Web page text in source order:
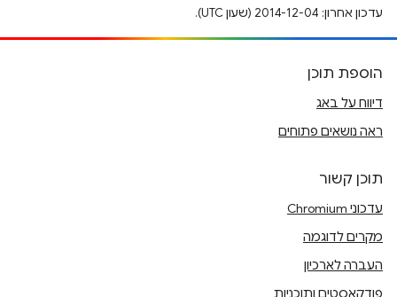
עדכון אחרון: 2014-12-04 (שעון UTC).
הוספת תוכן
דיווח על באג
ראה נושאים פתוחים
תוכן קשור
עדכוני Chromium
מקרים לדוגמה
העברה לארכיון
פודקאסטים ותוכניות